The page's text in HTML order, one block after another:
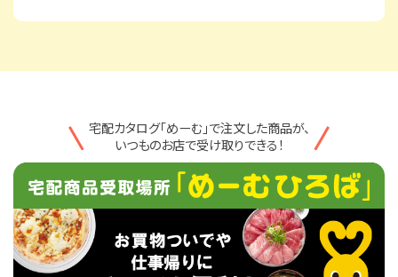
宅配カタログ「めーむ」で注文した商品が、
いつものお店で受け取りできる！